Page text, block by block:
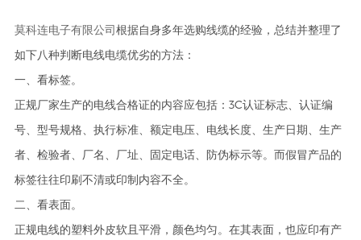
莫科连电子有限公司根据自身多年选购线缆的经验，总结并整理了
如下八种判断电线电缆优劣的方法：
一、看标签。
正规厂家生产的电线合格证的内容应包括：3C认证标志、认证编
号、型号规格、执行标准、额定电压、电线长度、生产日期、生产
者、检验者、厂名、厂址、固定电话、防伪标示等。而假冒产品的
标签往往印刷不清或印制内容不全。
二、看表面。
正规电线的塑料外皮软且平滑，颜色均匀。在其表面，也应印有产